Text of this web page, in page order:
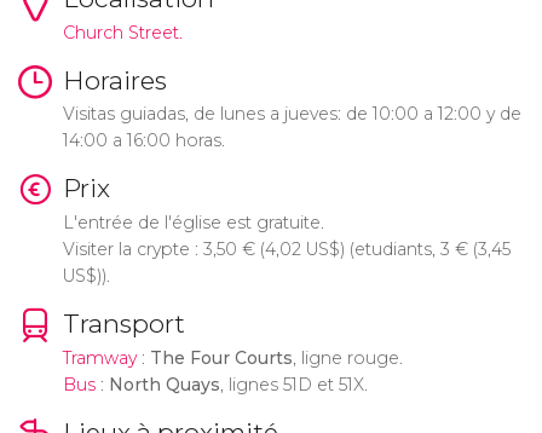
Church Street.
Horaires
Visitas guiadas, de lunes a jueves: de 10:00 a 12:00 y de
14:00 a 16:00 horas.
Prix
L'entrée de l'église est gratuite.
Visiter la crypte : 3,50 €(4,02 US$) (etudiants, 3 €(3,45
US$)).
Transport
Tramway: The Four Courts, ligne rouge.
Bus : North Quays, lignes 51D et 51X.